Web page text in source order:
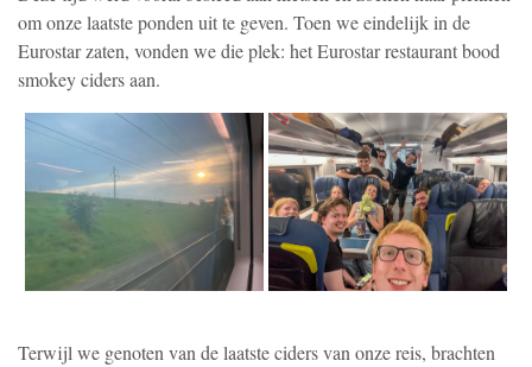
om onze laatste ponden uit te geven. Toen we eindelijk in de
Eurostar zaten, vonden we die plek: het Eurostar restaurant bood
smokey ciders aan.
Terwijl we genoten van de laatste ciders van onze reis, brachten